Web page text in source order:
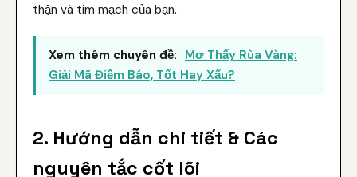
thận và tim mạch của bạn.
Xem thêm chuyên đề: Mơ Thấy Rùa Vàng:
Giải Mã Điềm Báo, Tốt Hay Xấu?
2. Hướng dẫn chi tiết & Các
nguyên tắc cốt lõi